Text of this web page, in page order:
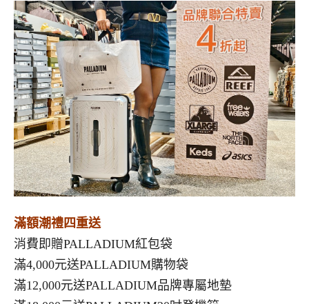
滿額潮禮四重送
消費即贈PALLADIUM紅包袋
滿4,000元送PALLADIUM購物袋
滿12,000元送PALLADIUM品牌專屬地墊